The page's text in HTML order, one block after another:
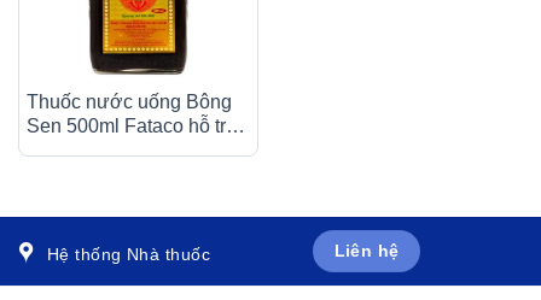
Thuốc nước uống Bông
Sen 500ml Fataco hỗ trợ
cắt cơn cai nghiện ma túy
Hệ thống Nhà thuốc Liên hệ